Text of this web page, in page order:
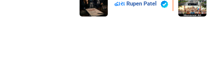
દ્વારા Rupen Patel